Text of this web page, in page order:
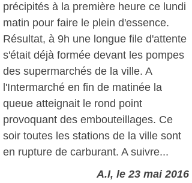
précipités à la première heure ce lundi
matin pour faire le plein d'essence.
Résultat, à 9h une longue file d'attente
s'était déjà formée devant les pompes
des supermarchés de la ville. A
l'Intermarché en fin de matinée la
queue atteignait le rond point
provoquant des embouteillages. Ce
soir toutes les stations de la ville sont
en rupture de carburant. A suivre...
A.I, le 23 mai 2016